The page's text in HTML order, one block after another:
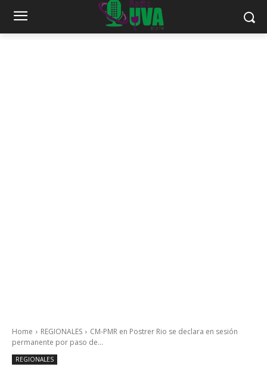
Home REGIONALES
CM-PMR en Postrer Rio se declara en sesión
permanente por paso de...
REGIONALES